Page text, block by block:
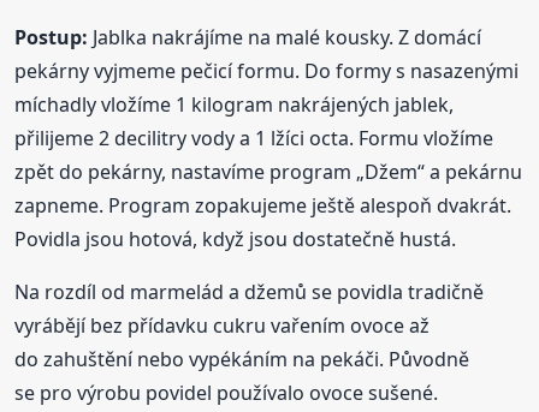
Postup: Jablka nakrájíme na malé kousky. Z domácí
pekárny vyjmeme pečicí formu. Do formy s nasazenými
míchadly vložíme 1 kilogram nakrájených jablek,
přilijeme 2 decilitry vody a 1 lžíci octa. Formu vložíme
zpět do pekárny, nastavíme program „Džem“ a pekárnu
zapneme. Program zopakujeme ještě alespoň dvakrát.
Povidla jsou hotová, když jsou dostatečně hustá.
Na rozdíl od marmelád a džemů se povidla tradičně
vyrábějí bez přídavku cukru vařením ovoce až
do zahuštění nebo vypékáním na pekáči. Původně
se pro výrobu povidel používalo ovoce sušené.